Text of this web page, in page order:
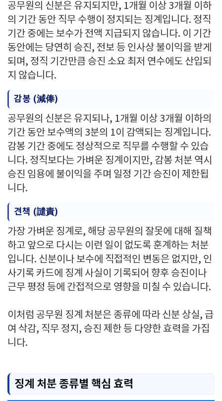
공무원의 신분은 유지되지만, 1개월 이상 3개월 이하
의 기간 동안 직무 수행이 정지되는 징계입니다. 정직
기간 중에는 보수가 전액 지급되지 않습니다. 이 기간
동안에는 당연히 승진, 전보 등 인사상 불이익을 받게
되며, 정직 기간만큼 승진 소요 최저 연수에도 산입되
지 않습니다.
감봉 (減俸)
공무원의 신분은 유지되나, 1개월 이상 3개월 이하의
기간 동안 보수액의 3분의 1이 감액되는 징계입니다.
감봉 기간 중에도 정상적으로 직무를 수행할 수 있습
니다. 정직보다는 가벼운 징계이지만, 감봉 처분 역시
승진 임용에 불이익을 주며 일정 기간 승진이 제한됩
니다.
견책 (譴責)
가장 가벼운 징계로, 해당 공무원의 잘못에 대해 질책
하고 앞으로 다시는 이런 일이 없도록 훈계하는 처분
입니다. 신분이나 보수에 직접적인 변동은 없지만, 인
사기록 카드에 징계 사실이 기록되어 향후 승진이나
근무 평정 등에 간접적으로 영향을 미칠 수 있습니다.
이처럼 공무원 징계 처분은 종류에 따라 신분 상실, 급
여 삭감, 직무 정지, 승진 제한 등 다양한 효력을 가집
니다.
징계 처분 종류별 핵심 효력